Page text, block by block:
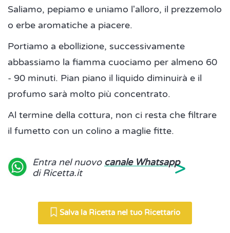
Saliamo, pepiamo e uniamo l'alloro, il prezzemolo
o erbe aromatiche a piacere.
Portiamo a ebollizione, successivamente
abbassiamo la fiamma cuociamo per almeno 60
- 90 minuti. Pian piano il liquido diminuirà e il
profumo sarà molto più concentrato.
Al termine della cottura, non ci resta che filtrare
il fumetto con un colino a maglie fitte.
Entra nel nuovo canale Whatsapp
di Ricetta.it
>
Salva la Ricetta nel tuo Ricettario